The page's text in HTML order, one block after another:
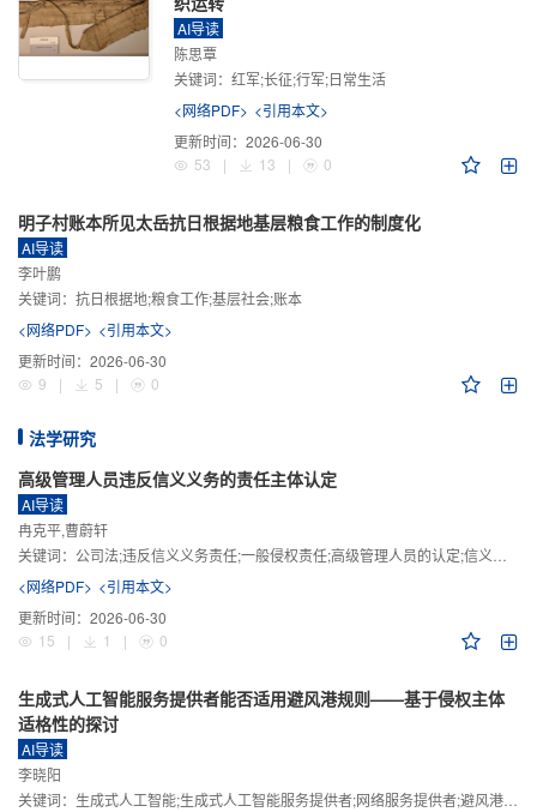
AI导读
陈思覃
关键词： 红军;长征;行军;日常生活
<网络PDF> <引用本文>
更新时间： 2026-06-30
53
| 13 | 0
明子村账本所见太岳抗日根据地基层粮食工作的制度化
AI导读
李叶鹏
关键词： 抗日根据地;粮食工作;基层社会;账本
<网络PDF> <引用本文>
更新时间： 2026-06-30
9
| 5 | 0
法学研究
高级管理人员违反信义义务的责任主体认定
AI导读
冉克平,曹蔚轩
关键词： 公司法;违反信义义务责任;一般侵权责任;高级管理人员的认定;信义义务
<网络PDF> <引用本文>
更新时间： 2026-06-30
15
| 1 | 0
生成式人工智能服务提供者能否适用避风港规则——基于侵权主体
适格性的探讨
AI导读
李晓阳
关键词： 生成式人工智能;生成式人工智能服务提供者;网络服务提供者;避风港规则;版权责任